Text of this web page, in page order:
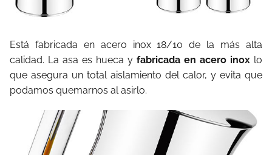
Está fabricada en acero inox 18/10 de la más alta
calidad. La asa es hueca y fabricada en acero inox lo
que asegura un total aislamiento del calor, y evita que
podamos quemarnos al asirlo.